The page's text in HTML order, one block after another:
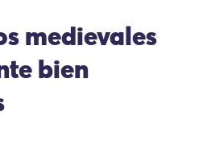
medievales
bien